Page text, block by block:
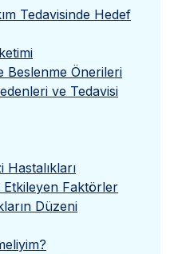
Tedavisinde Hedef
Beslenme Önerileri
ve Tedavisi
Faktörler
Düzeni